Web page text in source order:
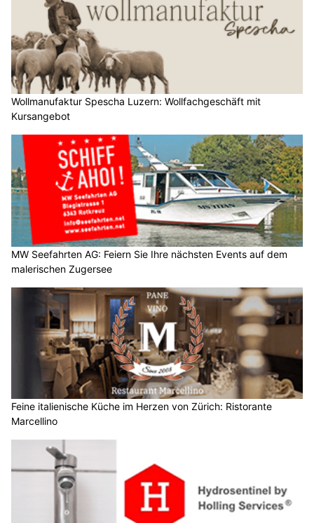
Wollmanufaktur Spescha Luzern: Wollfachgeschäft mit
Kursangebot
MW Seefahrten AG: Feiern Sie Ihre nächsten Events auf dem
malerischen Zugersee
Feine italienische Küche im Herzen von Zürich: Ristorante
Marcellino